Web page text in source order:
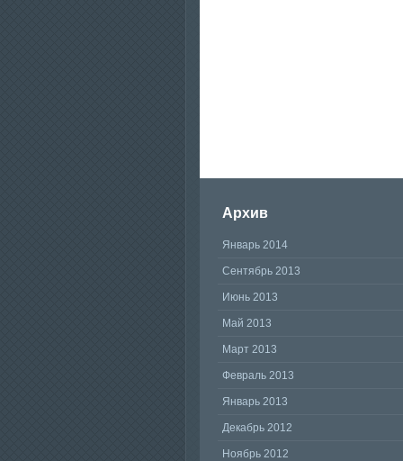
Архив
Январь 2014
Сентябрь 2013
Июнь 2013
Май 2013
Март 2013
Февраль 2013
Январь 2013
Декабрь 2012
Ноябрь 2012